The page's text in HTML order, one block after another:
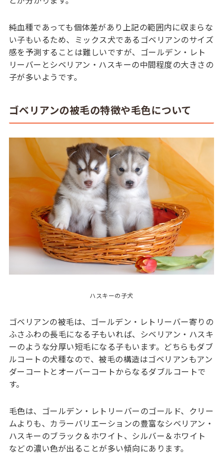
純血種であっても個体差があり上記の範囲内に収まらな
い子もいるため、ミックス犬であるゴベリアンのサイズ
感を予測することは難しいですが、ゴールデン・レト
リーバーとシベリアン・ハスキーの中間程度の大きさの
子が多いようです。
ゴベリアンの被毛の特徴や毛色について
ハスキーの子犬
ゴベリアンの被毛は、ゴールデン・レトリーバー寄りの
ふさふわの長毛になる子もいれば、シベリアン・ハスキ
ーのような分厚い短毛になる子もいます。どちらもダブ
ルコートの犬種なので、被毛の構造はゴベリアンもアン
ダーコートとオーバーコートからなるダブルコートで
す。
毛色は、ゴールデン・レトリーバーのゴールド、クリー
ムよりも、カラーバリエーションの豊富なシベリアン・
ハスキーのブラック＆ホワイト、シルバー＆ホワイト
などの濃い色が出ることが多い傾向にあります。